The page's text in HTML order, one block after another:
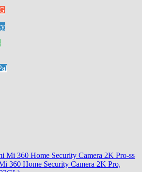
360 Home Security Camera 2K Pro,